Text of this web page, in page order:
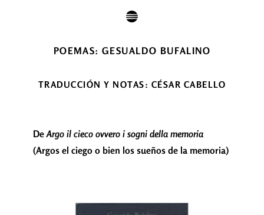
POEMAS: GESUALDO BUFALINO
TRADUCCIÓN Y NOTAS: CÉSAR CABELLO
DeArgo il cieco ovvero i sogni della memoria
(Argos el ciego o bien los sueños de la memoria)